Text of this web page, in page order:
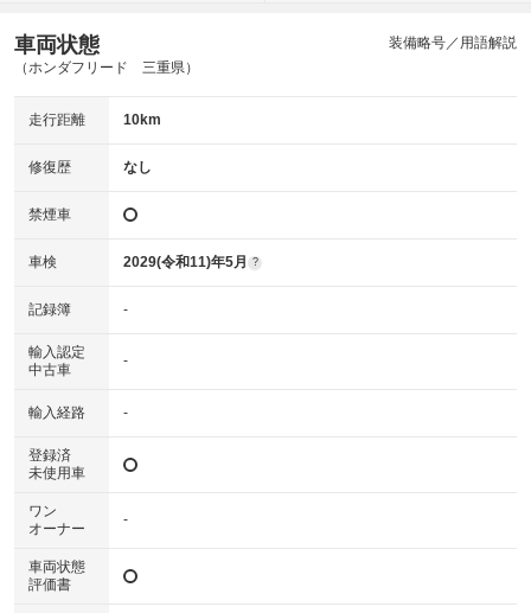
車両状態
（ホンダフリード 三重県）
装備略号／用語解説
走行距離 10km
修復歴 なし
禁煙車
車検 2029(令和11)年5月 ?
記録簿 -
輸入認定
中古車
-
輸入経路 -
登録済
未使用車
ワン
オーナー
-
車両状態
評価書